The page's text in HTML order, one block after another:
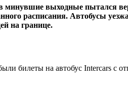
минувшие выходные пытался
расписания. Автобусы
на границе.
билеты на автобус Intercars с